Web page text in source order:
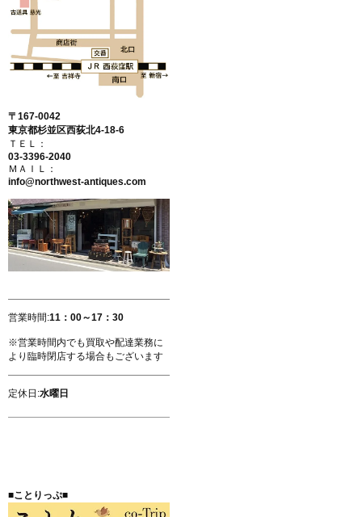
〒167-0042
東京都杉並区西荻北4-18-6
ＴＥＬ：
03-3396-2040
ＭＡＩＬ：
info@northwest-antiques.com
営業時間:11：00～17：30
※営業時間内でも買取や配達業務に
より臨時閉店する場合もございます
定休日:水曜日
■ことりっぷ■